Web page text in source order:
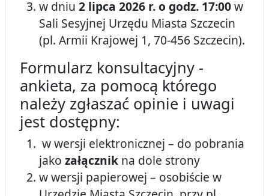
w dniu 2 lipca 2026 r. o godz. 17:00w
Sali Sesyjnej Urzędu Miasta Szczecin
(pl. Armii Krajowej 1, 70-456 Szczecin).
Formularz konsultacyjny -
ankieta, za pomocą którego
należy zgłaszać opinie i uwagi
jest dostępny:
w wersji elektronicznej – do pobrania
jako załącznik na dole strony
w wersji papierowej – osobiście w